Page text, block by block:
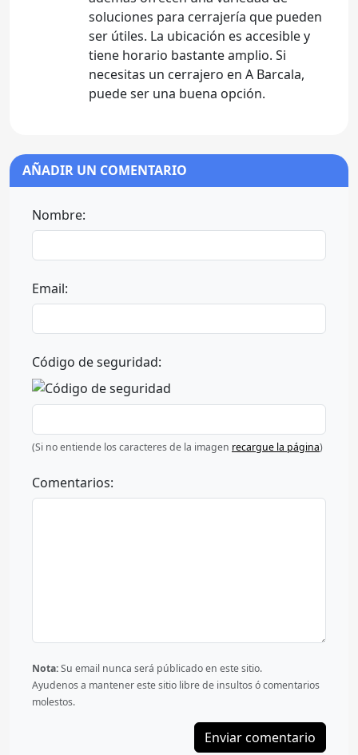
soluciones para cerrajería que pueden
ser útiles. La ubicación es accesible y
tiene horario bastante amplio. Si
necesitas un cerrajero en A Barcala,
puede ser una buena opción.
AÑADIR UN COMENTARIO
Nombre:
Email:
Código de seguridad:
(Si no entiende los caracteres de la imagen recargue la página)
Comentarios:
Nota:Su email nunca será públicado en este sitio.
Ayudenos a mantener este sitio libre de insultos ó comentarios
molestos.